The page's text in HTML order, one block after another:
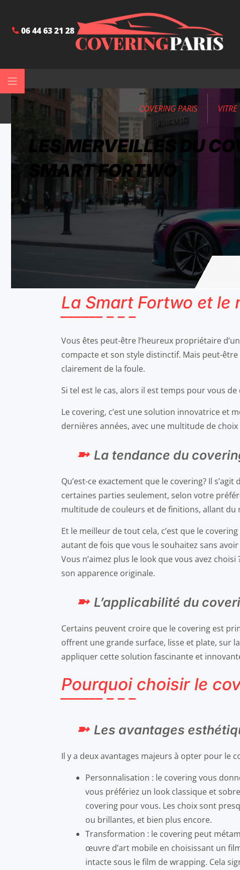
06 44 63 21 28
COVERING PARIS VITRE
LES MERVEILLES DU
SMART FORTWO
La Smart Fortwo et le
Vous êtes peut-être l’heureux propriétaire
compacte et son style distinctif. Mais peut-
clairement de la foule.
Si tel est le cas, alors il est temps pour vous
Le covering, c’est une solution innovatrice et
dernières années, avec une multitude de
La tendance du
Qu’est-ce exactement que le covering? Il
certaines parties seulement, selon votre
multitude de couleurs et de finitions, allant du
Et le meilleur de tout cela, c’est que le
autant de fois que vous le souhaitez sans
Vous n’aimez plus le look que vous avez
son apparence originale.
L’applicabilité du
Certains peuvent croire que le covering est
offrent une grande surface, lisse et plate, sur
appliquer cette solution fascinante et
Pourquoi choisir le
Les avantages
Il y a deux avantages majeurs à opter pour le
Personnalisation : le covering vous
vous préfériez un look classique et
covering pour vous. Les choix sont
ou brillantes, et bien plus encore.
Transformation : le covering peut
œuvre d’art mobile en choisissant un
intacte sous le film de wrapping. Cela